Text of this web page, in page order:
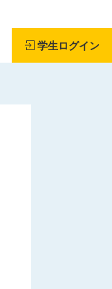
学生ログイン